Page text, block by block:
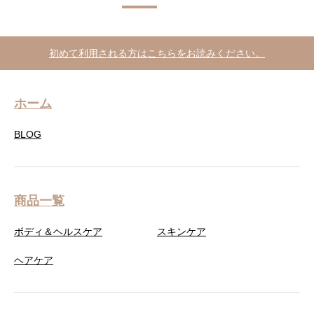
初めて利用される方はこちらをお読みください。
ホーム
BLOG
商品一覧
ボディ＆ヘルスケア スキンケア
ヘアケア